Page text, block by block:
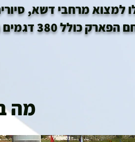
מרחבי דשא, סיורים,
380 דגמים ויכול להכיל 3500 איש בזמן נתון.
מה